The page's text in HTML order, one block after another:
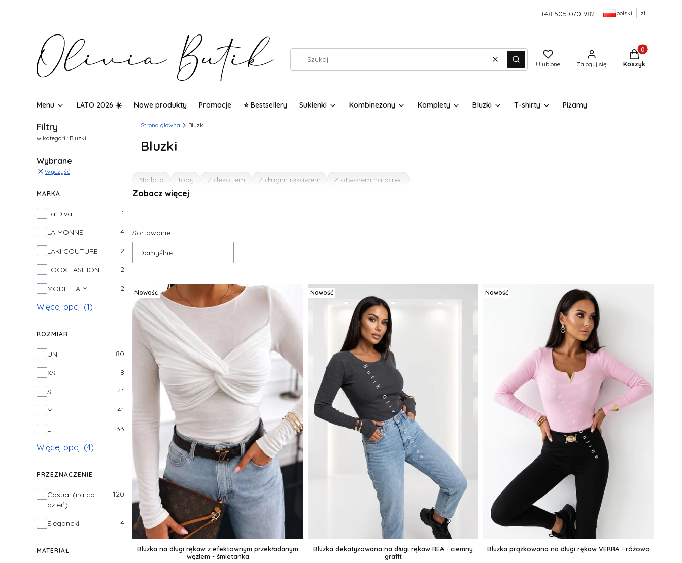
+48 505 070 982 polski zł
WyczyśćSzukajUlubione Zaloguj się
Produkty w
Koszyk
Menu LATO 2026 ☀️ Nowe produkty Promocje ⭐ Bestsellery Sukienki Kombinezony Komplety Bluzki T-shirty Piżamy
Filtry
w kategorii: Bluzki
Wybrane
Wyczyść
MARKA
Marka
La Diva 1
LA MONNE 4
LAKI COUTURE 2
LOOX FASHION 2
MODE ITALY 2
Więcej opcji (1)
ROZMIAR
Rozmiar
UNI 80
XS 8
S 41
M 41
L 33
Więcej opcji (4)
PRZEZNACZENIE
Przeznaczenie
Casual (na co
dzień)
120
Elegancki 4
MATERIAŁ
Strona główna Bluzki
Bluzki
Na lato Topy Z dekoltem Z długim rękawem Z otworem na palec
Zobacz więcej
Lista produktów
Sortowanie:
Domyślne
Nowość
Bluzka na długi rękaw z efektownym przekładanym
węzłem - śmietanka
Nowość
Bluzka dekatyzowana na długi rękaw REA - ciemny
grafit
Nowość
Bluzka prążkowana na długi rękaw VERRA - różowa